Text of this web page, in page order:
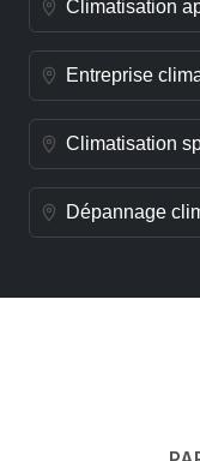
Climatisation
Entreprise
Climatisation
Dépannage